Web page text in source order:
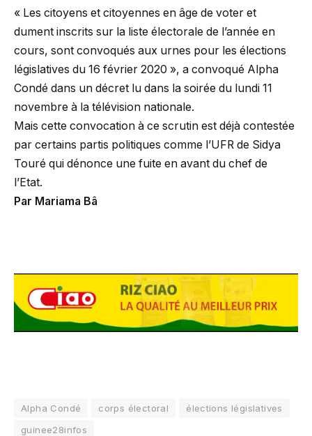
« Les citoyens et citoyennes en âge de voter et
dument inscrits sur la liste électorale de l’année en
cours, sont convoqués aux urnes pour les élections
législatives du 16 février 2020 », a convoqué Alpha
Condé dans un décret lu dans la soirée du lundi 11
novembre à la télévision nationale.
Mais cette convocation à ce scrutin est déjà contestée
par certains partis politiques comme l’UFR de Sidya
Touré qui dénonce une fuite en avant du chef de
l’Etat.
Par Mariama Bâ
Alpha Condé corps électoral
élections législatives
guinee28infos